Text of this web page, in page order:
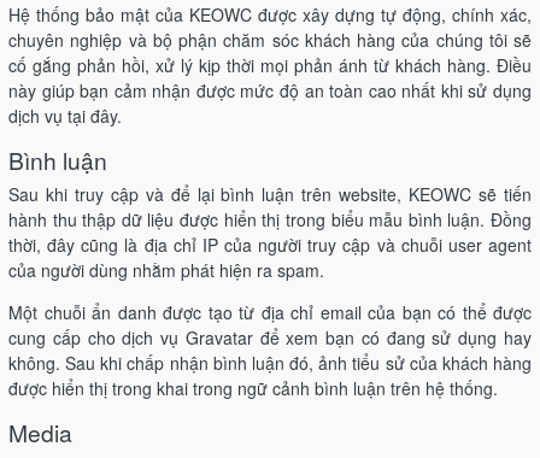
Hệ thống bảo mật của KEOWC được xây dựng tự động, chính xác,
chuyên nghiệp và bộ phận chăm sóc khách hàng của chúng tôi sẽ
cố gắng phản hồi, xử lý kịp thời mọi phản ánh từ khách hàng. Điều
này giúp bạn cảm nhận được mức độ an toàn cao nhất khi sử dụng
dịch vụ tại đây.
Bình luận
Sau khi truy cập và để lại bình luận trên website, KEOWC sẽ tiến
hành thu thập dữ liệu được hiển thị trong biểu mẫu bình luận. Đồng
thời, đây cũng là địa chỉ IP của người truy cập và chuỗi user agent
của người dùng nhằm phát hiện ra spam.
Một chuỗi ẩn danh được tạo từ địa chỉ email của bạn có thể được
cung cấp cho dịch vụ Gravatar để xem bạn có đang sử dụng hay
không. Sau khi chấp nhận bình luận đó, ảnh tiểu sử của khách hàng
được hiển thị trong khai trong ngữ cảnh bình luận trên hệ thống.
Media